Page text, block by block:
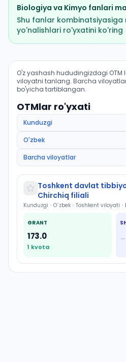
Biologiya va Kimyo fanlari
Shu fanlar
yo'nalishlari ro'yxatini ko'ring
Davolash ishi (Bekobod
O'z yashash hududingizdagi OTM
viloyatni tanlang. Barcha
bo'yicha tartiblangan.
OTMlar ro'yxati
Toshkent davlat
Chirchiq filiali
Kunduzgi • O`zbek • Toshkent viloyati •
GRANT
173.0
1 kvota
—